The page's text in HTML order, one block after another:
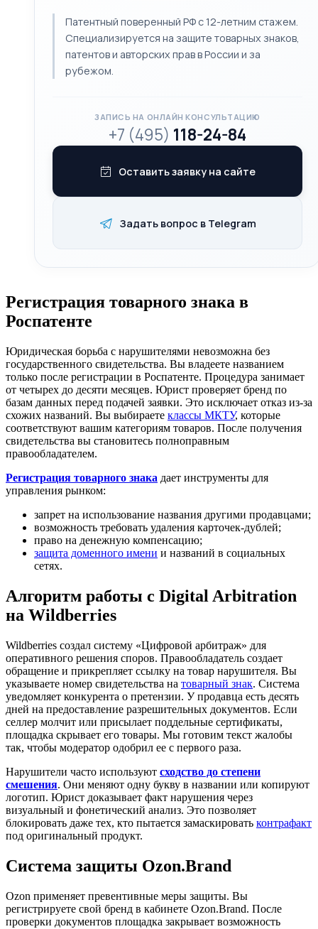
Патентный поверенный РФ с 12-летним стажем.
Специализируется на защите товарных знаков,
патентов и авторских прав в России и за
рубежом.
ЗАПИСЬ НА ОНЛАЙН КОНСУЛЬТАЦИЮ
+7 (495) 118-24-84
Оставить заявку на сайте
Задать вопрос в Telegram
Регистрация товарного знака в
Роспатенте
Юридическая борьба с нарушителями невозможна без
государственного свидетельства. Вы владеете названием
только после регистрации в Роспатенте. Процедура занимает
от четырех до десяти месяцев. Юрист проверяет бренд по
базам данных перед подачей заявки. Это исключает отказ из-за
схожих названий. Вы выбираете классы МКТУ, которые
соответствуют вашим категориям товаров. После получения
свидетельства вы становитесь полноправным
правообладателем.
Регистрация товарного знака дает инструменты для
управления рынком:
запрет на использование названия другими продавцами;
возможность требовать удаления карточек-дублей;
право на денежную компенсацию;
защита доменного имени и названий в социальных
сетях.
Алгоритм работы с Digital Arbitration
на Wildberries
Wildberries создал систему «Цифровой арбитраж» для
оперативного решения споров. Правообладатель создает
обращение и прикрепляет ссылку на товар нарушителя. Вы
указываете номер свидетельства на товарный знак. Система
уведомляет конкурента о претензии. У продавца есть десять
дней на предоставление разрешительных документов. Если
селлер молчит или присылает поддельные сертификаты,
площадка скрывает его товары. Мы готовим текст жалобы
так, чтобы модератор одобрил ее с первого раза.
Нарушители часто используют сходство до степени
смешения. Они меняют одну букву в названии или копируют
логотип. Юрист доказывает факт нарушения через
визуальный и фонетический анализ. Это позволяет
блокировать даже тех, кто пытается замаскировать контрафакт
под оригинальный продукт.
Система защиты Ozon.Brand
Ozon применяет превентивные меры защиты. Вы
регистрируете свой бренд в кабинете Ozon.Brand. После
проверки документов площадка закрывает возможность